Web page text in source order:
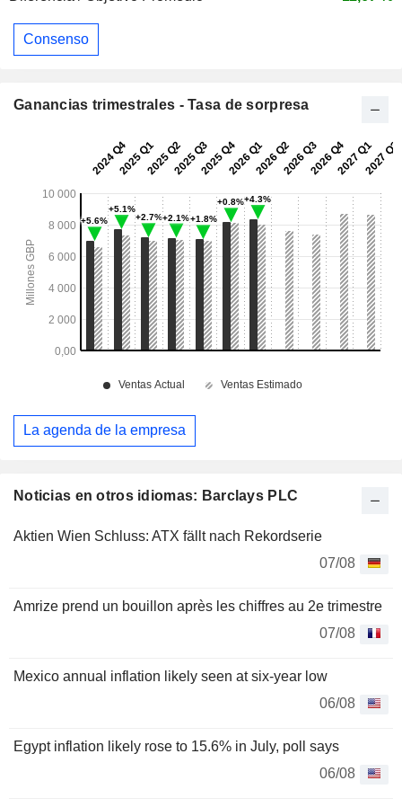
Noticias en otros idiomas: Barclays PLC
Aktien Wien Schluss: ATX fällt nach Rekordserie
07/08
Amrize prend un bouillon après les chiffres au 2e trimestre
07/08
Mexico annual inflation likely seen at six-year low
06/08
Egypt inflation likely rose to 15.6% in July, poll says
06/08
Consenso
Ganancias trimestrales - Tasa de sorpresa
La agenda de la empresa